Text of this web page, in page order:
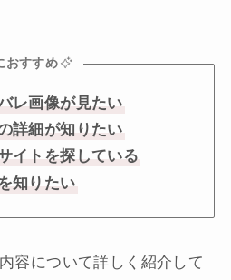
おすすめ
レ画像が見たい
詳細が知りたい
イトを探している
知りたい
容について詳しく紹介して